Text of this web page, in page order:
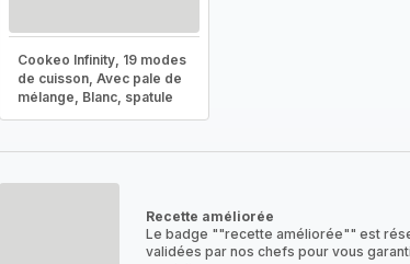
Cookeo Infinity, 19 modes
de cuisson, Avec pale de
mélange, Blanc, spatule
Recette améliorée
Le badge ""recette améliorée"" est
validées par nos chefs pour vous